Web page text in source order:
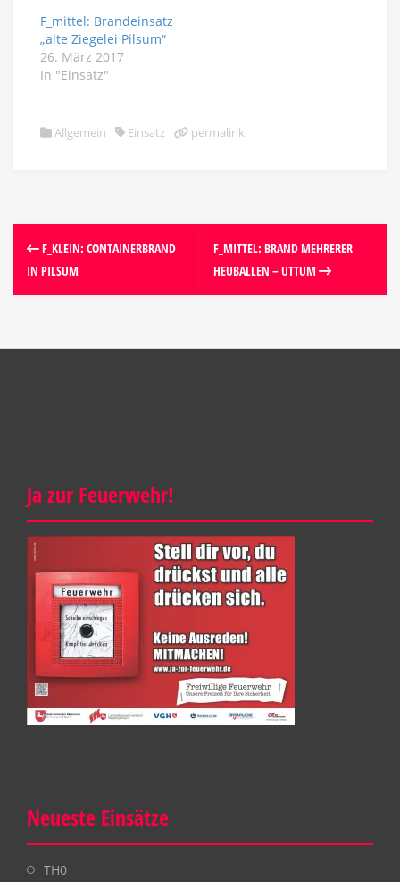
F_mittel: Brandeinsatz
„alte Ziegelei Pilsum“
26. März 2017
In "Einsatz"
Allgemein Einsatz permalink
F_KLEIN: CONTAINERBRAND
IN PILSUM
F_MITTEL: BRAND MEHRERER
HEUBALLEN – UTTUM
Ja zur Feuerwehr!
Neueste Einsätze
TH0